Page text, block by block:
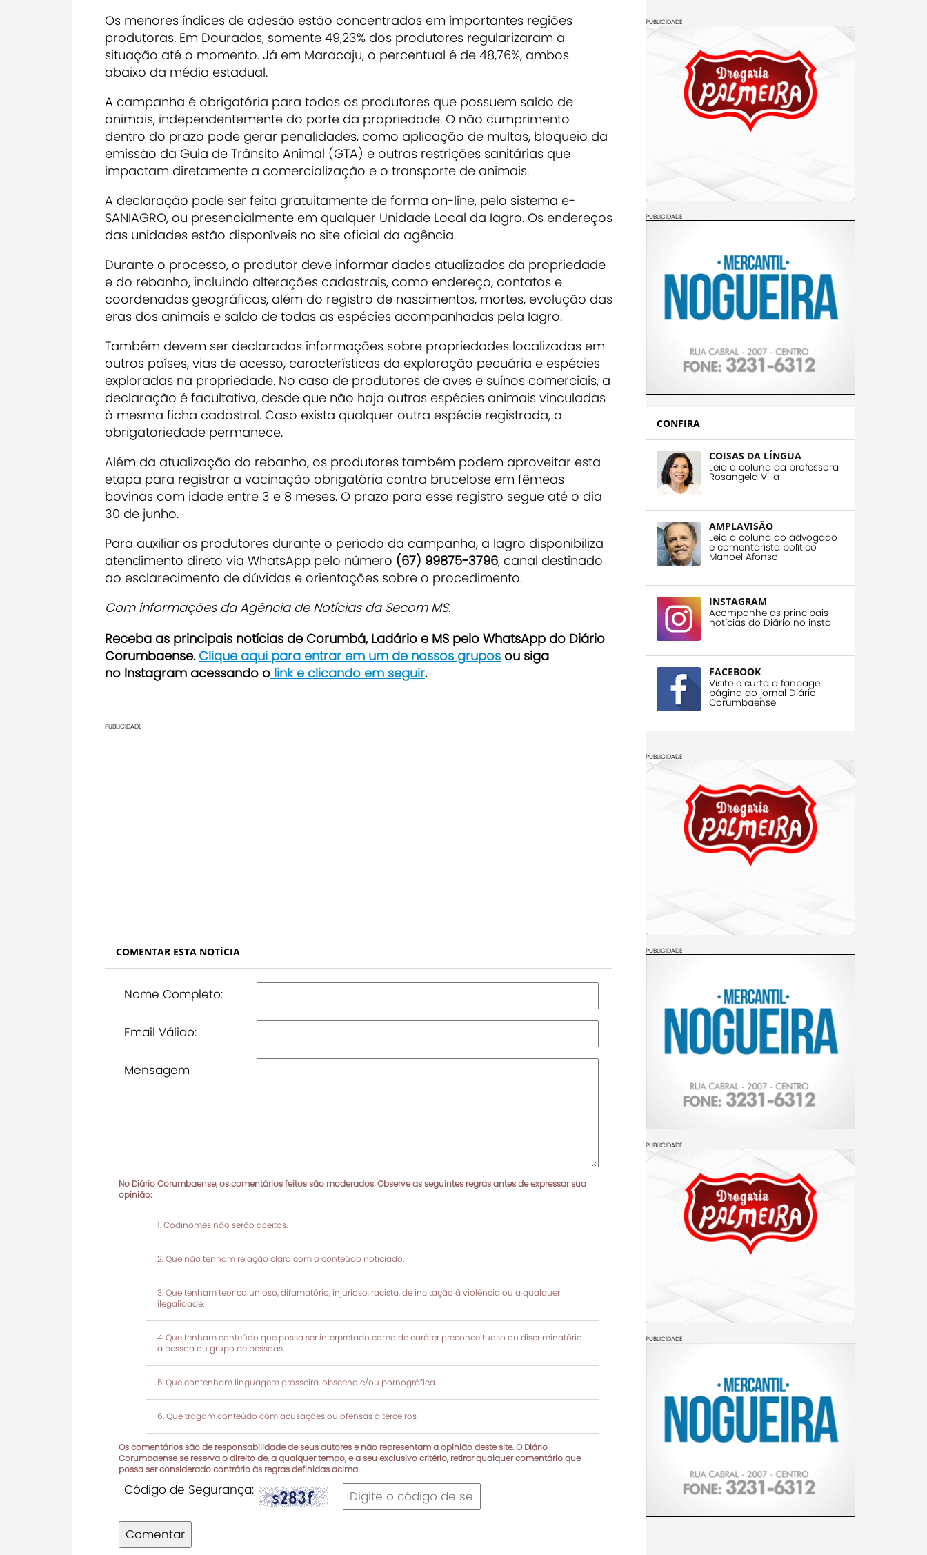
Os menores índices de adesão estão concentrados em importantes regiões
produtoras. Em Dourados, somente 49,23% dos produtores regularizaram a
situação até o momento. Já em Maracaju, o percentual é de 48,76%, ambos
abaixo da média estadual.
A campanha é obrigatória para todos os produtores que possuem saldo de
animais, independentemente do porte da propriedade. O não cumprimento
dentro do prazo pode gerar penalidades, como aplicação de multas, bloqueio da
emissão da Guia de Trânsito Animal (GTA) e outras restrições sanitárias que
impactam diretamente a comercialização e o transporte de animais.
A declaração pode ser feita gratuitamente de forma on-line, pelo sistema e-
SANIAGRO, ou presencialmente em qualquer Unidade Local da Iagro. Os endereços
das unidades estão disponíveis no site oficial da agência.
Durante o processo, o produtor deve informar dados atualizados da propriedade
e do rebanho, incluindo alterações cadastrais, como endereço, contatos e
coordenadas geográficas, além do registro de nascimentos, mortes, evolução das
eras dos animais e saldo de todas as espécies acompanhadas pela Iagro.
Também devem ser declaradas informações sobre propriedades localizadas em
outros países, vias de acesso, características da exploração pecuária e espécies
exploradas na propriedade. No caso de produtores de aves e suínos comerciais, a
declaração é facultativa, desde que não haja outras espécies animais vinculadas
à mesma ficha cadastral. Caso exista qualquer outra espécie registrada, a
obrigatoriedade permanece.
Além da atualização do rebanho, os produtores também podem aproveitar esta
etapa para registrar a vacinação obrigatória contra brucelose em fêmeas
bovinas com idade entre 3 e 8 meses. O prazo para esse registro segue até o dia
30 de junho.
Para auxiliar os produtores durante o período da campanha, a Iagro disponibiliza
atendimento direto via WhatsApp pelo número (67) 99875-3796, canal destinado
ao esclarecimento de dúvidas e orientações sobre o procedimento.
Com informações da Agência de Notícias da Secom MS.
Receba as principais notícias de Corumbá, Ladário e MS pelo WhatsApp do Diário
Corumbaense.Clique aqui para entrar em um de nossos grupos ou siga
no Instagram acessando o link e clicando em seguir.
PUBLICIDADE
COMENTAR ESTA NOTÍCIA
Nome Completo:
Email Válido:
Mensagem
No Diário Corumbaense, os comentários feitos são moderados. Observe as seguintes regras antes de expressar sua
opinião:
Codinomes não serão aceitos.
Que não tenham relação clara com o conteúdo noticiado.
Que tenham teor calunioso, difamatório, injurioso, racista, de incitação à violência ou a qualquer
ilegalidade.
Que tenham conteúdo que possa ser interpretado como de caráter preconceituoso ou discriminatório
a pessoa ou grupo de pessoas.
Que contenham linguagem grosseira, obscena e/ou pornográfica.
Que tragam conteúdo com acusações ou ofensas à terceiros
Os comentários são de responsabilidade de seus autores e não representam a opinião deste site. O Diário
Corumbaense se reserva o direito de, a qualquer tempo, e a seu exclusivo critério, retirar qualquer comentário que
possa ser considerado contrário às regras definidas acima.
Código de Segurança:
Comentar
PUBLICIDADE
PUBLICIDADE
CONFIRA
COISAS DA LÍNGUA
Leia a coluna da professora
Rosangela Villa
AMPLAVISÃO
Leia a coluna do advogado
e comentarista político
Manoel Afonso
INSTAGRAM
Acompanhe as principais
notícias do Diário no insta
FACEBOOK
Visite e curta a fanpage
página do jornal Diário
Corumbaense
PUBLICIDADE
PUBLICIDADE
PUBLICIDADE
PUBLICIDADE